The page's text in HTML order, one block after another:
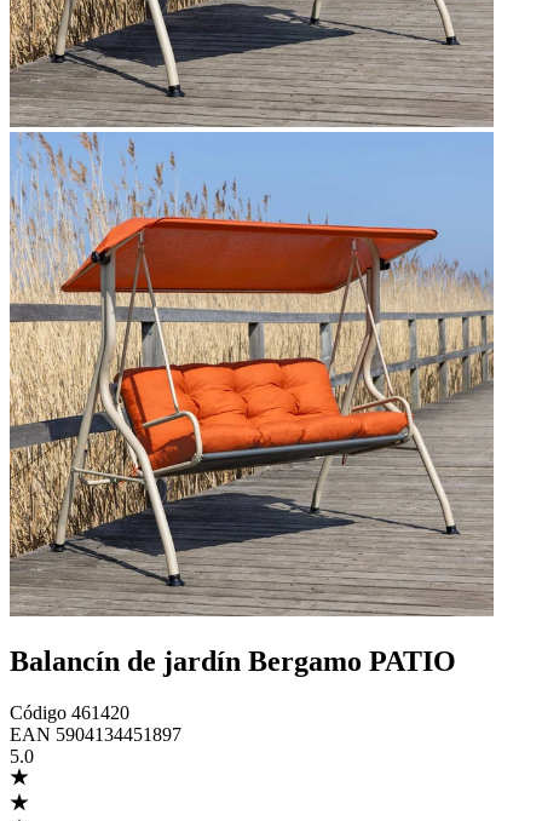
Balancín de jardín Bergamo PATIO
Código 461420
EAN 5904134451897
5.0